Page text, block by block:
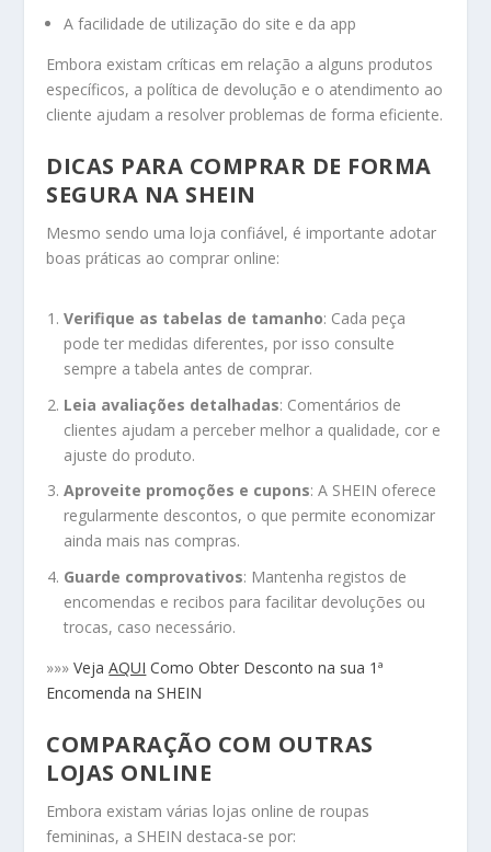
A facilidade de utilização do site e da app
Embora existam críticas em relação a alguns produtos
específicos, a política de devolução e o atendimento ao
cliente ajudam a resolver problemas de forma eficiente.
DICAS PARA COMPRAR DE FORMA
SEGURA NA SHEIN
Mesmo sendo uma loja confiável, é importante adotar
boas práticas ao comprar online:
Verifique as tabelas de tamanho: Cada peça
pode ter medidas diferentes, por isso consulte
sempre a tabela antes de comprar.
Leia avaliações detalhadas: Comentários de
clientes ajudam a perceber melhor a qualidade, cor e
ajuste do produto.
Aproveite promoções e cupons: A SHEIN oferece
regularmente descontos, o que permite economizar
ainda mais nas compras.
Guarde comprovativos: Mantenha registos de
encomendas e recibos para facilitar devoluções ou
trocas, caso necessário.
»»»VejaAQUI Como Obter Desconto na sua 1ª
Encomenda na SHEIN
COMPARAÇÃO COM OUTRAS
LOJAS ONLINE
Embora existam várias lojas online de roupas
femininas, a SHEIN destaca-se por: